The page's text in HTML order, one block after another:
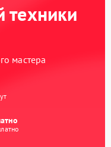
техники
мастера